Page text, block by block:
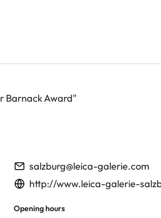
Barnack Award"
salzburg@leica-galerie.com
http://www.leica-galerie-
Opening hours